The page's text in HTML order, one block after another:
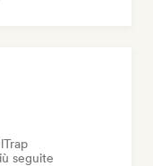
Trap
seguite